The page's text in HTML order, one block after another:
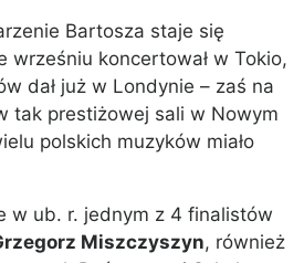
Bartosza staje się
wrześniu koncertował w Tokio,
dał już w Londynie – zaś na
tak prestiżowej sali w Nowym
polskich muzyków miało
w ub. r. jednym z 4 finalistów
Miszczyszyn, również